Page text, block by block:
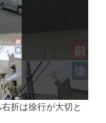
右折は徐行が大切と